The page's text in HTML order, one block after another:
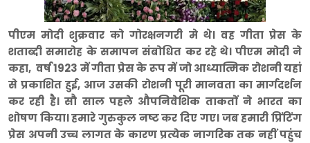
पीएम मोदी शुक्रवार को गोरक्षनगरी मे थे। वह गीता प्रेस के
शताब्दी समारोह के समापन संबोधित कर रहे थे। पीएम मोदी ने
कहा, वर्ष 1923 में गीता प्रेस के रूप में जो आध्यात्मिक रोशनी यहां
से प्रकाशित हुई, आज उसकी रोशनी पूरी मानवता का मार्गदर्शन
कर रही है। सौ साल पहले औपनिवेशिक ताकतों ने भारत का
शोषण किया। हमारे गुरुकुल नष्ट कर दिए गए। जब हमारी प्रिंटिंग
प्रेस अपनी उच्च लागत के कारण प्रत्येक नागरिक तक नहीं पहुंच